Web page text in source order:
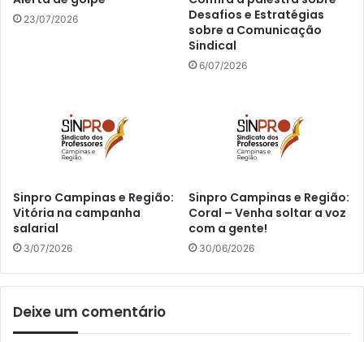
23/07/2026
Desafios e Estratégias
sobre a Comunicação
Sindical
6/07/2026
Sinpro Campinas e Região:
Vitória na campanha
salarial
3/07/2026
Sinpro Campinas e Região:
Coral – Venha soltar a voz
com a gente!
30/06/2026
Deixe um comentário